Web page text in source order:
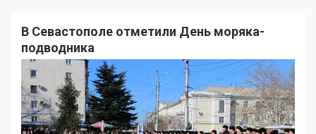
В Севастополе отметили День моряка-
подводника